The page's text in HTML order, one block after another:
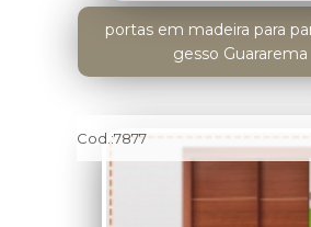
portas em madeira para
gesso Guararema
Cod.:7877